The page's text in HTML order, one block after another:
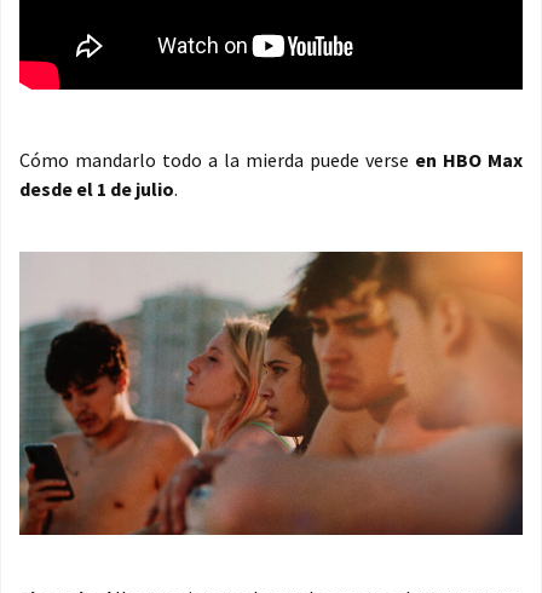
Cómo mandarlo todo a la mierda puede verse en HBO Max
desde el 1 de julio.